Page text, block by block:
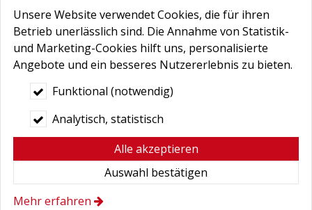
Bedingungen
Hiermit autorisiere ich die Behandlung
meiner persönlichen Daten.
Hier finden Sie:Datenschutzerklärung.
Absenden
Unsere Website verwendet Cookies, die für ihren
Betrieb unerlässlich sind. Die Annahme von Statistik-
und Marketing-Cookies hilft uns, personalisierte
Angebote und ein besseres Nutzererlebnis zu bieten.
Funktional (notwendig)
Analytisch, statistisch
Alle akzeptieren
Auswahl bestätigen
Mehr erfahren